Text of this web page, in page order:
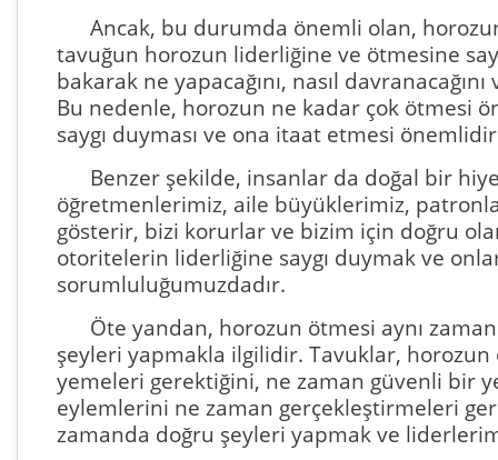
Ancak, bu durumda önemli olan,
tavuğun horozun liderliğine ve ötmesine
bakarak ne yapacağını, nasıl
Bu nedenle, horozun ne kadar çok ötmesi
saygı duyması ve ona itaat etmesi
Benzer şekilde, insanlar da doğal bir
öğretmenlerimiz, aile büyüklerimiz,
gösterir, bizi korurlar ve bizim için doğru
otoritelerin liderliğine saygı duymak ve
sorumluluğumuzdadır.
Öte yandan, horozun ötmesi aynı
şeyleri yapmakla ilgilidir. Tavuklar,
yemeleri gerektiğini, ne zaman güvenli bir
eylemlerini ne zaman gerçekleştirmeleri
zamanda doğru şeyleri yapmak ve